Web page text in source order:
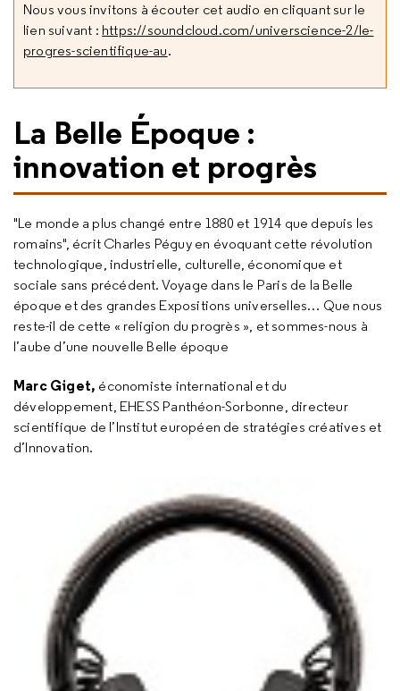
Nous vous invitons à écouter cet audio en cliquant sur le
lien suivant : https://soundcloud.com/universcience-2/le-
progres-scientifique-au.
La Belle Époque :
innovation et progrès
"Le monde a plus changé entre 1880 et 1914 que depuis les
romains", écrit Charles Péguy en évoquant cette révolution
technologique, industrielle, culturelle, économique et
sociale sans précédent. Voyage dans le Paris de la Belle
époque et des grandes Expositions universelles… Que nous
reste-il de cette « religion du progrès », et sommes-nous à
l’aube d’une nouvelle Belle époque
Marc Giget, économiste international et du
développement, EHESS Panthéon-Sorbonne, directeur
scientifique de l’Institut européen de stratégies créatives et
d’Innovation.